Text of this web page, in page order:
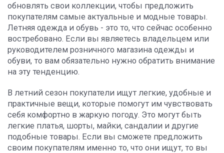
обновлять свои коллекции, чтобы предложить
покупателям самые актуальные и модные товары.
Летняя одежда и обувь - это то, что сейчас особенно
востребовано. Если вы являетесь владельцем или
руководителем розничного магазина одежды и
обуви, то вам обязательно нужно обратить внимание
на эту тенденцию.
В летний сезон покупатели ищут легкие, удобные и
практичные вещи, которые помогут им чувствовать
себя комфортно в жаркую погоду. Это могут быть
легкие платья, шорты, майки, сандалии и другие
подобные товары. Если вы сможете предложить
своим покупателям именно то, что они ищут, то вы